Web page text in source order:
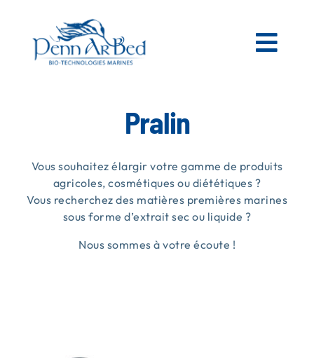
contenu
MATIÈRES PREMIÈRES MARINES
NOS PRODUITS
Pralin
Vous souhaitez élargir votre gamme de produits
agricoles, cosmétiques ou diététiques ?
Vous recherchez des matières premières marines
sous forme d’extrait sec ou liquide ?
Nous sommes à votre écoute !